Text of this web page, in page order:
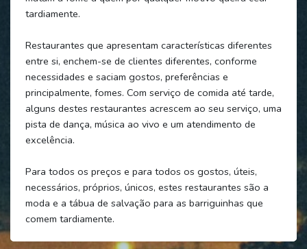
tardiamente.
Restaurantes que apresentam características diferentes
entre si, enchem-se de clientes diferentes, conforme
necessidades e saciam gostos, preferências e
principalmente, fomes. Com serviço de comida até tarde,
alguns destes restaurantes acrescem ao seu serviço, uma
pista de dança, música ao vivo e um atendimento de
excelência.
Para todos os preços e para todos os gostos, úteis,
necessários, próprios, únicos, estes restaurantes são a
moda e a tábua de salvação para as barriguinhas que
comem tardiamente.